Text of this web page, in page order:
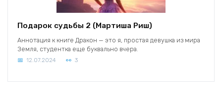
Подарок судьбы 2 (Мартиша Риш)
Аннотация к книге Дракон — это я, простая девушка из мира
Земля, студентка еще буквально вчера.
12.07.2024 3